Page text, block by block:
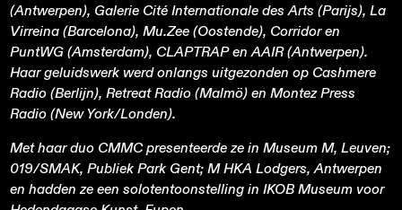
(Antwerpen), Galerie Cité Internationale des Arts (Parijs), La
Virreina (Barcelona), Mu.Zee (Oostende), Corridor en
PuntWG (Amsterdam), CLAPTRAP en AAIR (Antwerpen).
Haar geluidswerk werd onlangs uitgezonden op Cashmere
Radio (Berlijn), Retreat Radio (Malmö) en Montez Press
Radio (New York/Londen).
Met haar duo CMMC presenteerde ze in Museum M, Leuven;
019/SMAK, Publiek Park Gent; M HKA Lodgers, Antwerpen
en hadden ze een solotentoonstelling in IKOB Museum voor